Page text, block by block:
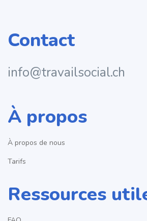
Contact
info@travailsocial.ch
À propos
À propos de nous
Tarifs
Ressources